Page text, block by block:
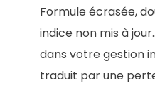
Formule écrasée,
indice non mis à
dans votre gestion
traduit par une